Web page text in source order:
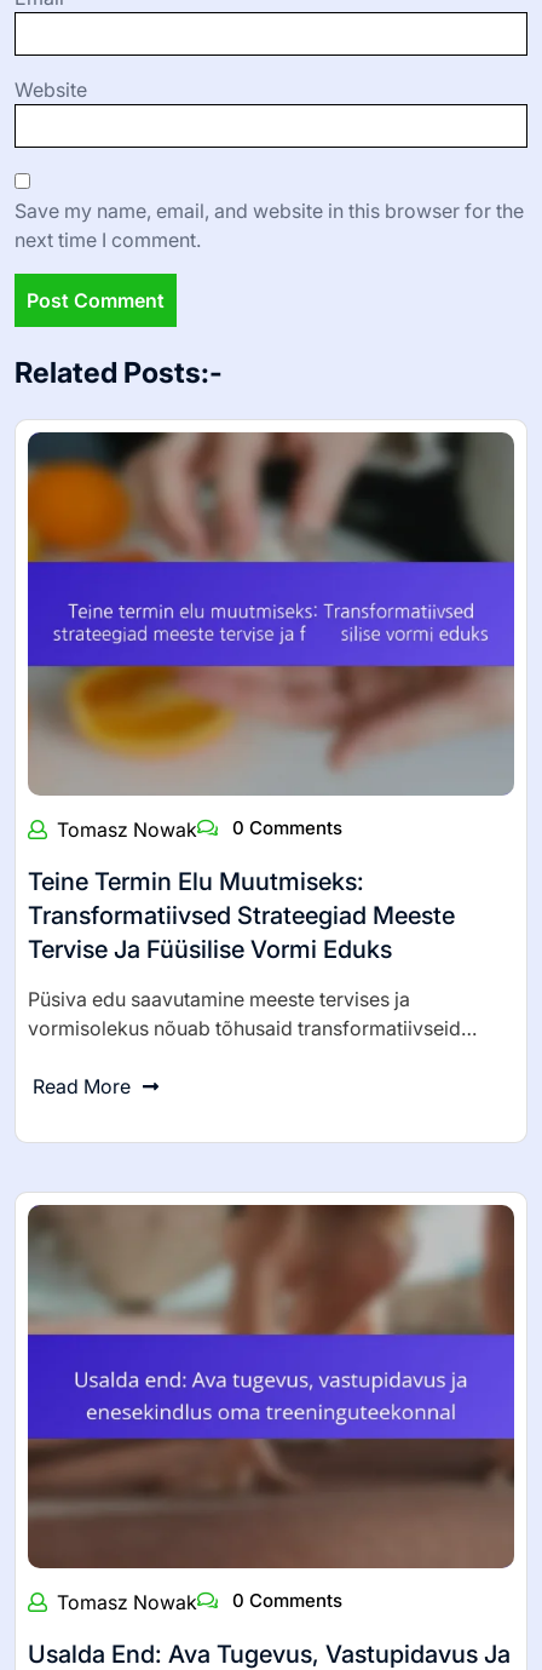
Website
Save my name, email, and website in this browser for the
next time I comment.
Related Posts:-
Tomasz Nowak 0 Comments
Teine Termin Elu Muutmiseks:
Transformatiivsed Strateegiad Meeste
Tervise Ja Füüsilise Vormi Eduks
Püsiva edu saavutamine meeste tervises ja
vormisolekus nõuab tõhusaid transformatiivseid…
Read More
Tomasz Nowak 0 Comments
Usalda End: Ava Tugevus, Vastupidavus Ja